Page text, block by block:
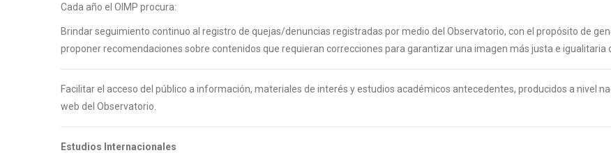
Cada año el OIMP procura:
Brindar seguimiento continuo al registro de quejas/denuncias registradas por medio del Observatorio, con el propósito de
proponer recomendaciones sobre contenidos que requieran correcciones para garantizar una imagen más justa e igualitaria
Facilitar el acceso del público a información, materiales de interés y estudios académicos antecedentes, producidos a nivel
web del Observatorio.
Estudios Internacionales